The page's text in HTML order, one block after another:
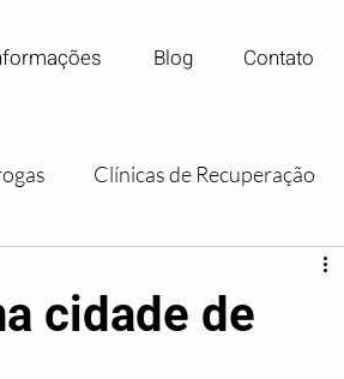
Blog Contato
Clínicas de Recuperação
Convênios e Planos de Saúde
cidade de